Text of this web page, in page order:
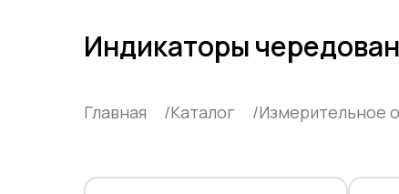
Индикаторы
Главная Каталог Измерительное